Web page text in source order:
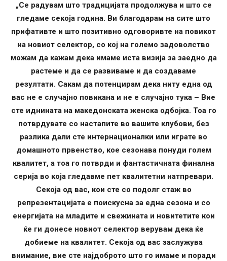
„Се радувам што традицијата продолжува и што се
гледаме секоја година. Ви благодарам на сите што
прифативте и што позитивно одговоривте на повикот
на новиот селектор, со кој на големо задоволство
можам да кажам дека имаме иста визија за заедно да
растеме и да се развиваме и да создаваме
резултати. Сакам да потенцирам дека ниту една од
вас не е случајно повикана и не е случајно тука – Вие
сте иднината на македонската женска одбојка. Тоа го
потврдувате со настапите во вашите клубови, без
разлика дали сте интернационалки или играте во
домашното првенство, кое сезонава понуди голем
квалитет, а тоа го потврди и фантастичната финална
серија во која гледавме пет квалитетни натпревари.
Секоја од вас, кои сте со подолг стаж во
репрезентацијата е поискусна за една сезона и со
енергијата на младите и свежината и новитетите кои
ќе ги донесе новиот селектор верувам дека ќе
добиеме на квалитет. Секоја од вас заслужува
внимание, вие сте најдоброто што го имаме и поради